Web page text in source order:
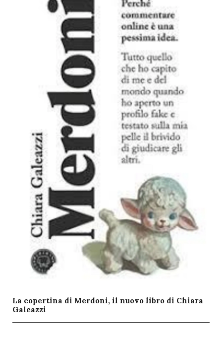
La copertina di Merdoni, il nuovo libro di Chiara
Galeazzi